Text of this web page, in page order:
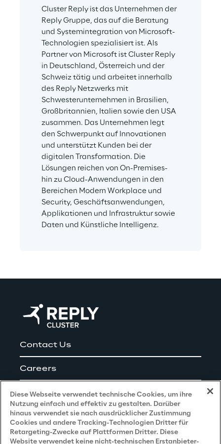
Cluster Reply ist das Unternehmen der
Reply Gruppe, das auf die Beratung
und Systemintegration von Microsoft-
Technologien spezialisiert ist. Als
Partner von Microsoft ist Cluster Reply
in Deutschland, Österreich und der
Schweiz tätig und arbeitet innerhalb
des Reply Netzwerks mit
Schwesterunternehmen in Brasilien,
Großbritannien, Italien sowie den USA
zusammen. Das Unternehmen legt
den Schwerpunkt auf Innovationen
und unterstützt Kunden bei der
digitalen Transformation. Die
Lösungen reichen von On-Premises-
hin zu Cloud-Anwendungen in den
Bereichen Modern Workplace und
Security, Geschäftsanwendungen,
Applikationen und Infrastruktur sowie
Daten und Künstliche Intelligenz.
Contact Us
Careers
Impressum
Privacy and Legal
Diese Webseite verwendet technische Cookies, um ihre
Nutzung einfach und effektiv zu gestalten. Darüber
hinaus verwendet sie nach ausdrücklicher Zustimmung
Cookies und andere Tracking-Technologien Dritter für
Retargeting-Zwecke auf Plattformen Dritter. Diese
Website verwendet keine nicht-technischen Erstanbieter-